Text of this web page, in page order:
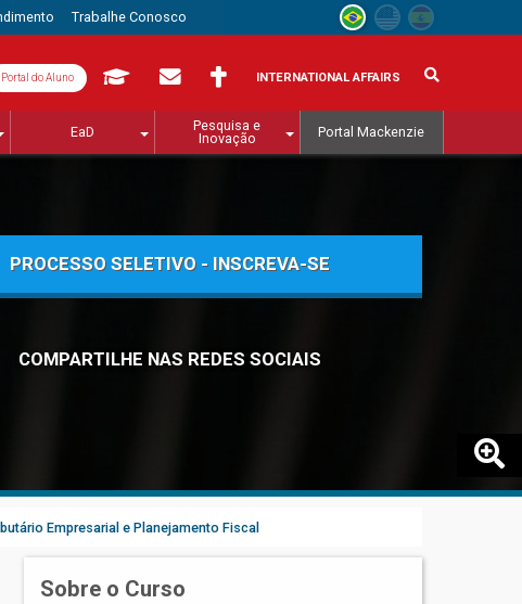
Trabalhe Conosco
Portal do Aluno INTERNATIONAL AFFAIRS
EaD
Pesquisa e
Inovação
Portal Mackenzie
PROCESSO SELETIVO - INSCREVA-SE
COMPARTILHE NAS REDES SOCIAIS
Empresarial e Planejamento Fiscal
Sobre o Curso